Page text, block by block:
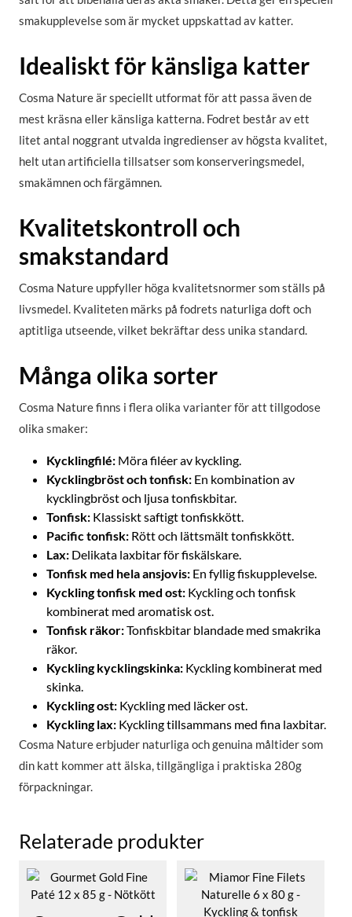
smakupplevelse som är mycket uppskattad av katter.
Idealiskt för känsliga katter
Cosma Nature är speciellt utformat för att passa även de
mest kräsna eller känsliga katterna. Fodret består av ett
litet antal noggrant utvalda ingredienser av högsta kvalitet,
helt utan artificiella tillsatser som konserveringsmedel,
smakämnen och färgämnen.
Kvalitetskontroll och
smakstandard
Cosma Nature uppfyller höga kvalitetsnormer som ställs på
livsmedel. Kvaliteten märks på fodrets naturliga doft och
aptitliga utseende, vilket bekräftar dess unika standard.
Många olika sorter
Cosma Nature finns i flera olika varianter för att tillgodose
olika smaker:
Kycklingfilé: Möra filéer av kyckling.
Kycklingbröst och tonfisk: En kombination av
kycklingbröst och ljusa tonfiskbitar.
Tonfisk: Klassiskt saftigt tonfiskkött.
Pacific tonfisk: Rött och lättsmält tonfiskkött.
Lax: Delikata laxbitar för fiskälskare.
Tonfisk med hela ansjovis: En fyllig fiskupplevelse.
Kyckling tonfisk med ost: Kyckling och tonfisk
kombinerat med aromatisk ost.
Tonfisk räkor:Tonfiskbitar blandade med smakrika
räkor.
Kyckling kycklingskinka: Kyckling kombinerat med
skinka.
Kyckling ost: Kyckling med läcker ost.
Kyckling lax: Kyckling tillsammans med fina laxbitar.
Cosma Nature erbjuder naturliga och genuina måltider som
din katt kommer att älska, tillgängliga i praktiska 280g
förpackningar.
Relaterade produkter